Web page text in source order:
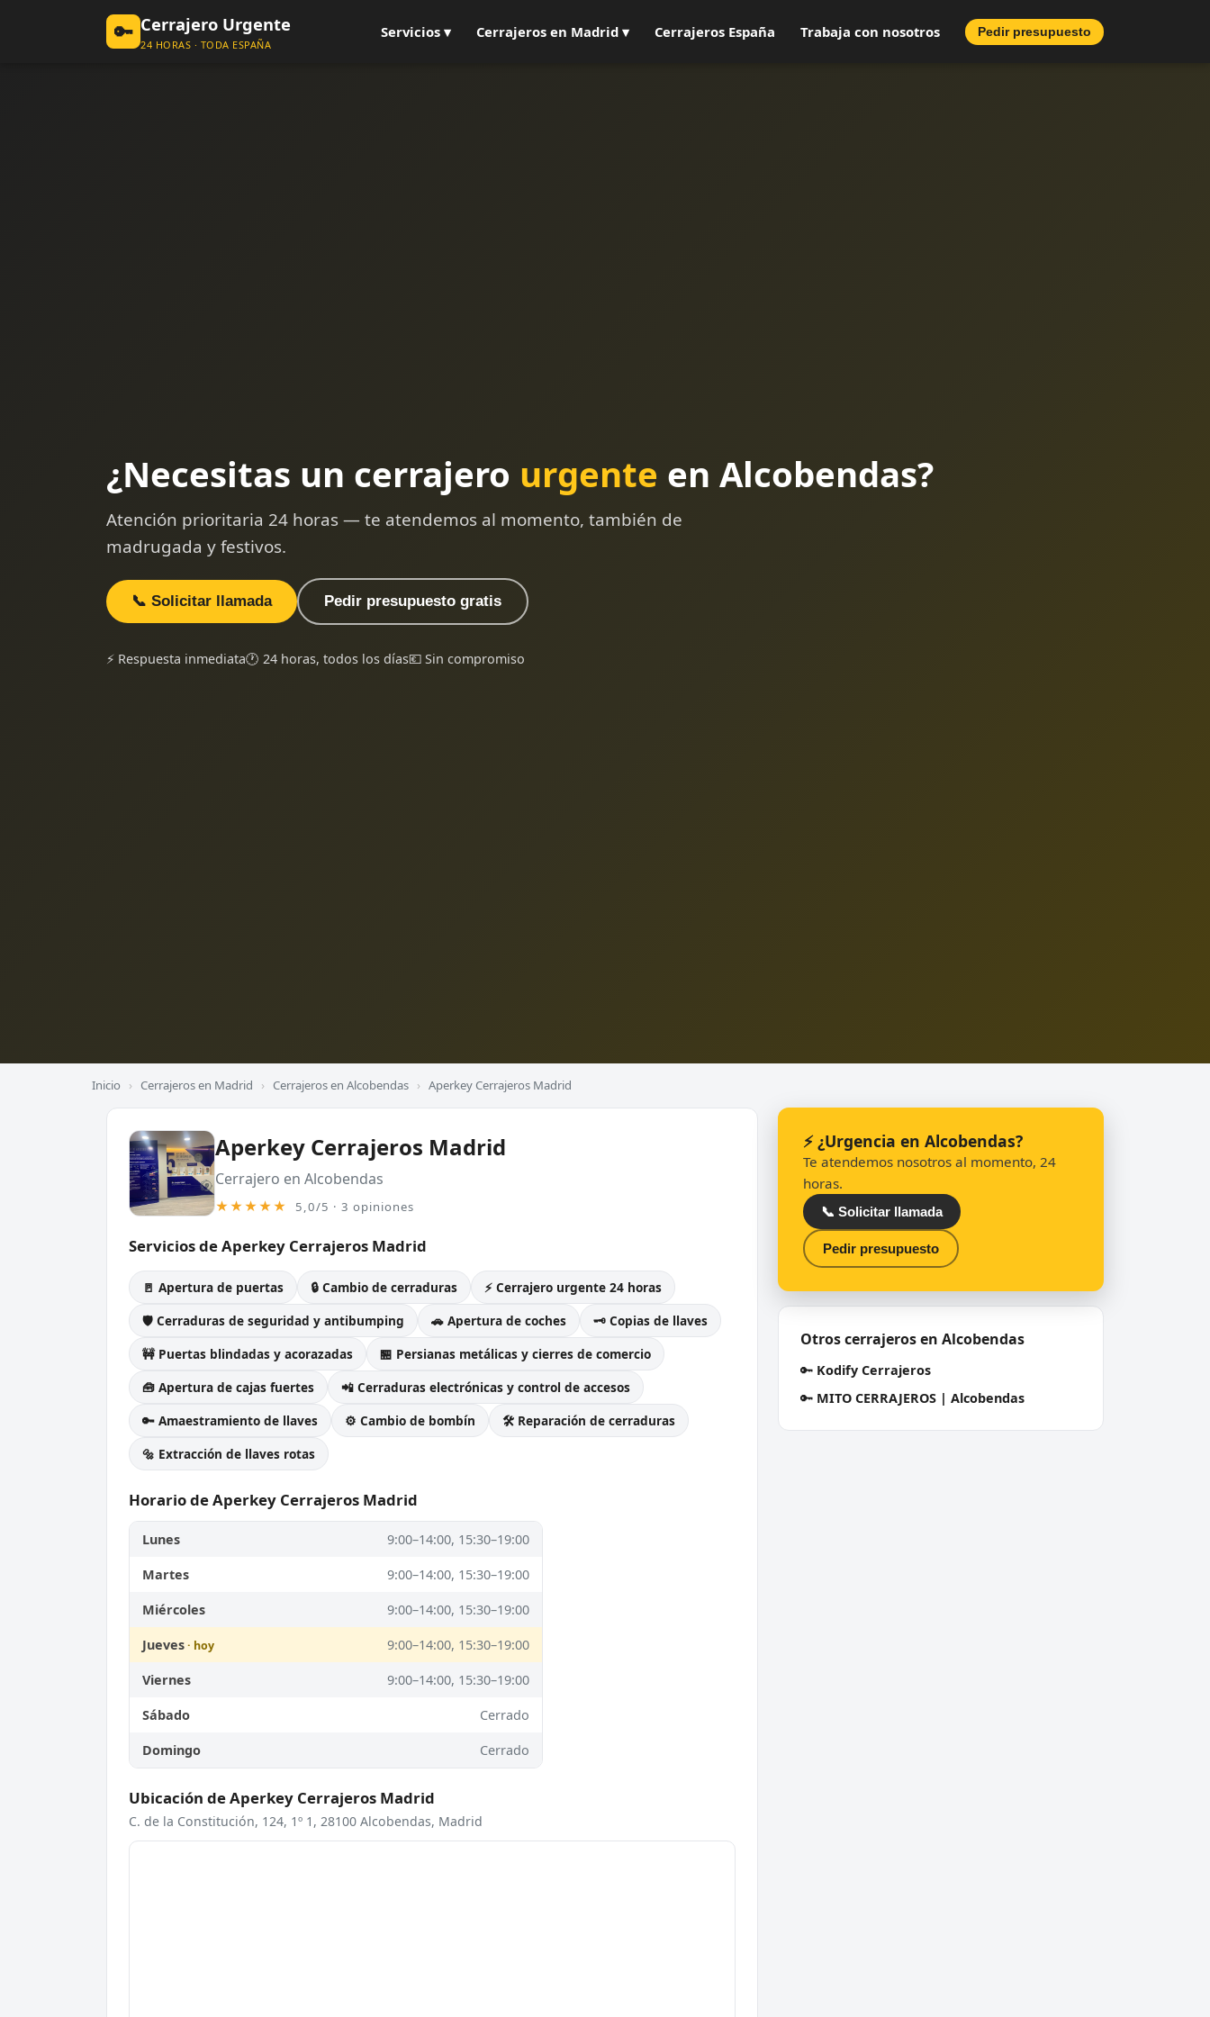
🔑 Cerrajero Urgente
24 HORAS · TODA ESPAÑA
Servicios ▾ Cerrajeros en Madrid ▾ Cerrajeros España Trabaja con nosotros Pedir presupuesto
¿Necesitas un cerrajero urgente en Alcobendas?
Atención prioritaria 24 horas — te atendemos al momento, también de
madrugada y festivos.
📞 Solicitar llamada Pedir presupuesto gratis
⚡ Respuesta inmediata🕐 24 horas, todos los días💶 Sin compromiso
Inicio › Cerrajeros en Madrid › Cerrajeros en Alcobendas › Aperkey Cerrajeros Madrid
Aperkey Cerrajeros Madrid
Cerrajero en Alcobendas
★★★★★ 5,0/5 · 3 opiniones
Servicios de Aperkey Cerrajeros Madrid
🚪 Apertura de puertas 🔒 Cambio de cerraduras
⚡ Cerrajero urgente 24 horas
🛡️ Cerraduras de seguridad y antibumping
🚗 Apertura de coches
🗝️ Copias de llaves
🚧 Puertas blindadas y acorazadas
🏪 Persianas metálicas y cierres de comercio
🧰 Apertura de cajas fuertes
📲 Cerraduras electrónicas y control de accesos
🔑 Amaestramiento de llaves
⚙️ Cambio de bombín
🛠️ Reparación de cerraduras
🔩 Extracción de llaves rotas
Horario de Aperkey Cerrajeros Madrid
Lunes 9:00–14:00, 15:30–19:00
Martes 9:00–14:00, 15:30–19:00
Miércoles 9:00–14:00, 15:30–19:00
Jueves 9:00–14:00, 15:30–19:00
Viernes 9:00–14:00, 15:30–19:00
Sábado Cerrado
Domingo Cerrado
Ubicación de Aperkey Cerrajeros Madrid
C. de la Constitución, 124, 1º 1, 28100 Alcobendas, Madrid
⚡ ¿Urgencia en Alcobendas?
Te atendemos nosotros al momento, 24
horas.
📞 Solicitar llamada
Pedir presupuesto
Otros cerrajeros en Alcobendas
🔑 Kodify Cerrajeros
🔑 MITO CERRAJEROS | Alcobendas